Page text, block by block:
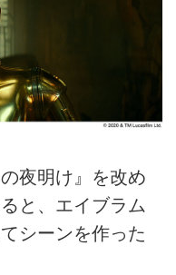
夜明け』を改め
と、エイブラム
シーンを作った